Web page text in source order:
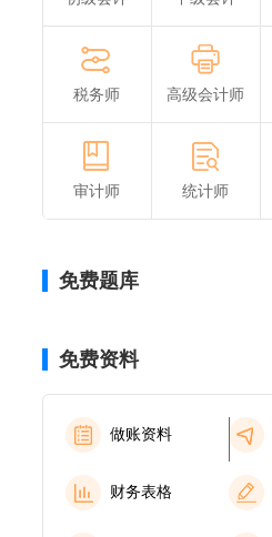
税务师 高级会计师
审计师 统计师
免费题库
免费资料
做账资料
财务表格